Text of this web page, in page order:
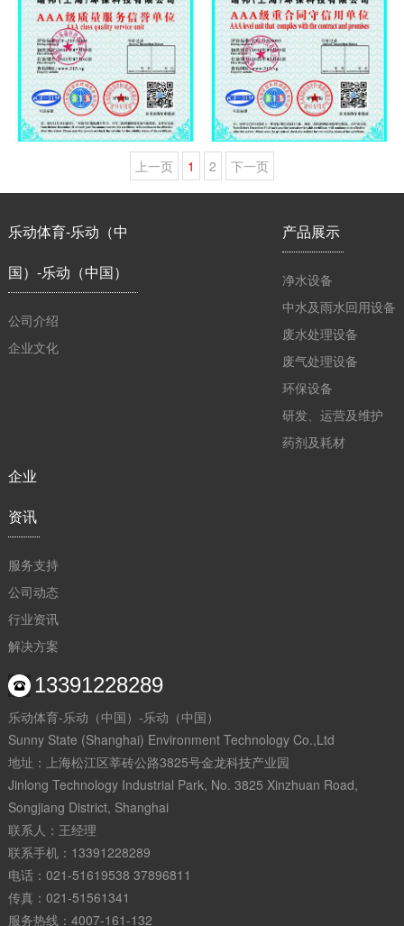
上一页 1 2 下一页
乐动体育-乐动（中
国）-乐动（中国）
公司介绍
企业文化
产品展示
净水设备
中水及雨水回用设备
废水处理设备
废气处理设备
环保设备
研发、运营及维护
药剂及耗材
企业
资讯
服务支持
公司动态
行业资讯
解决方案
13391228289
乐动体育-乐动（中国）-乐动（中国）
Sunny State (Shanghai) Environment Technology Co.,Ltd
地址：上海松江区莘砖公路3825号金龙科技产业园
Jinlong Technology Industrial Park, No. 3825 Xinzhuan Road,
Songjiang District, Shanghai
联系人：王经理
联系手机：13391228289
电话：021-51619538 37896811
传真：021-51561341
服务热线：4007-161-132